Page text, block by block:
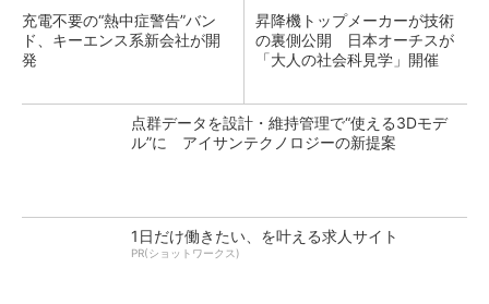
充電不要の“熱中症警告”バン
ド、キーエンス系新会社が開
発
昇降機トップメーカーが技術
の裏側公開 日本オーチスが
「大人の社会科見学」開催
点群データを設計・維持管理で“使える3Dモデ
ル”に アイサンテクノロジーの新提案
1日だけ働きたい、を叶える求人サイト
PR(ショットワークス)